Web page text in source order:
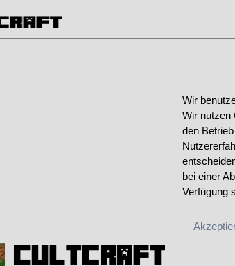
Wir
Wir nutzen
den
bei einer
Verfügung